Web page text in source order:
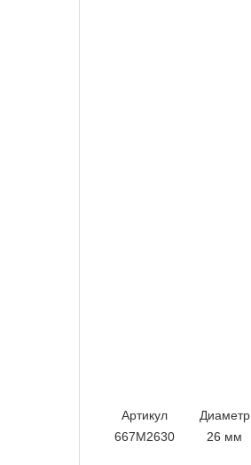
Артикул Диаметр
667M2630
26 мм